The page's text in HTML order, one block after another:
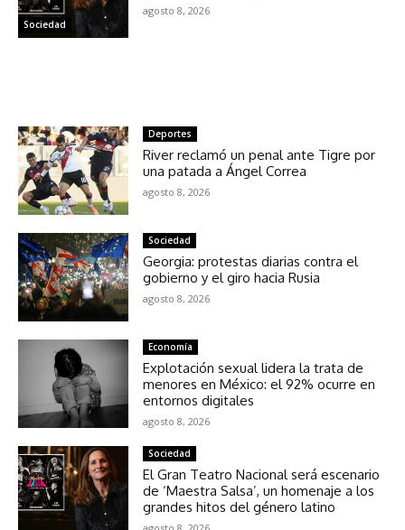
Sociedad
agosto 8, 2026
Deportes
River reclamó un penal ante Tigre por
una patada a Ángel Correa
agosto 8, 2026
Sociedad
Georgia: protestas diarias contra el
gobierno y el giro hacia Rusia
agosto 8, 2026
Economía
Explotación sexual lidera la trata de
menores en México: el 92% ocurre en
entornos digitales
agosto 8, 2026
Sociedad
El Gran Teatro Nacional será escenario
de ‘Maestra Salsa’, un homenaje a los
grandes hitos del género latino